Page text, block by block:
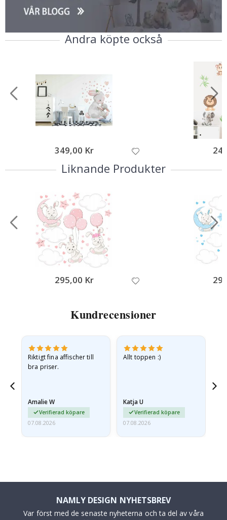
Andra köpte också
349,00 Kr
Liknande Produkter
295,00 Kr
Kundrecensioner
Riktigt fina affischer till
bra priser.
Amalie W
Verifierad köpare
07.08.2026
Allt toppen :)
Katja U
Verifierad köpare
07.08.2026
NAMLY DESIGN NYHETSBREV
Var först med de senaste nyheterna och ta del av våra
Du har fått ett
Erbjudande
Vad letar du efter?
Dekoration till
Väggdekoration
och renovering
Nej Tack, jag betalar fullt pris